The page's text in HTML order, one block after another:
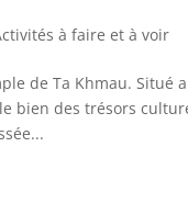
à faire et à voir
de Ta Khmau. Situé
bien des trésors